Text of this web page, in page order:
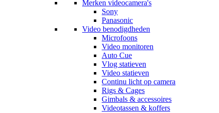
Merken videocamera's
Sony
Panasonic
Video benodigdheden
Microfoons
Video monitoren
Auto Cue
Vlog statieven
Video statieven
Continu licht op camera
Rigs & Cages
Gimbals & accessoires
Videotassen & koffers